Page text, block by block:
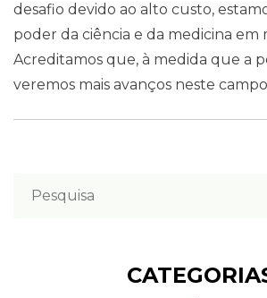
desafio devido ao alto custo,
poder da ciência e da medicina em
Acreditamos que, à medida que a
veremos mais avanços neste